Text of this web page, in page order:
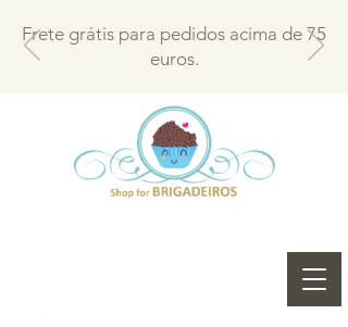
Frete grátis para pedidos acima de 75
euros.